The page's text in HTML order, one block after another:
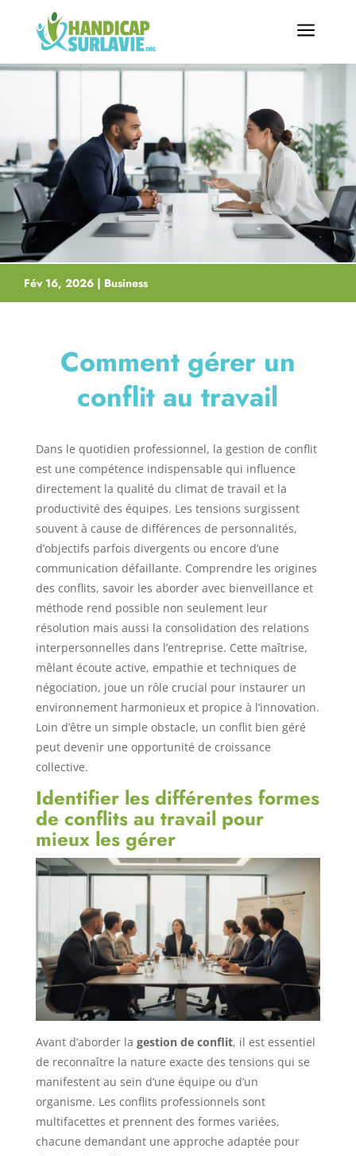
a
Fév 16, 2026 | Business
Comment gérer un
conflit au travail
Dans le quotidien professionnel, la gestion de conflit
est une compétence indispensable qui influence
directement la qualité du climat de travail et la
productivité des équipes. Les tensions surgissent
souvent à cause de différences de personnalités,
d’objectifs parfois divergents ou encore d’une
communication défaillante. Comprendre les origines
des conflits, savoir les aborder avec bienveillance et
méthode rend possible non seulement leur
résolution mais aussi la consolidation des relations
interpersonnelles dans l’entreprise. Cette maîtrise,
mêlant écoute active, empathie et techniques de
négociation, joue un rôle crucial pour instaurer un
environnement harmonieux et propice à l’innovation.
Loin d’être un simple obstacle, un conflit bien géré
peut devenir une opportunité de croissance
collective.
Identifier les différentes formes
de conflits au travail pour
mieux les gérer
Avant d’aborder la gestion de conflit, il est essentiel
de reconnaître la nature exacte des tensions qui se
manifestent au sein d’une équipe ou d’un
organisme. Les conflits professionnels sont
multifacettes et prennent des formes variées,
chacune demandant une approche adaptée pour